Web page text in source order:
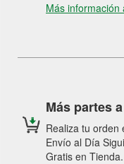
Más
Más partes
Realiza tu orden
Envío al Día
Gratis en Tienda.